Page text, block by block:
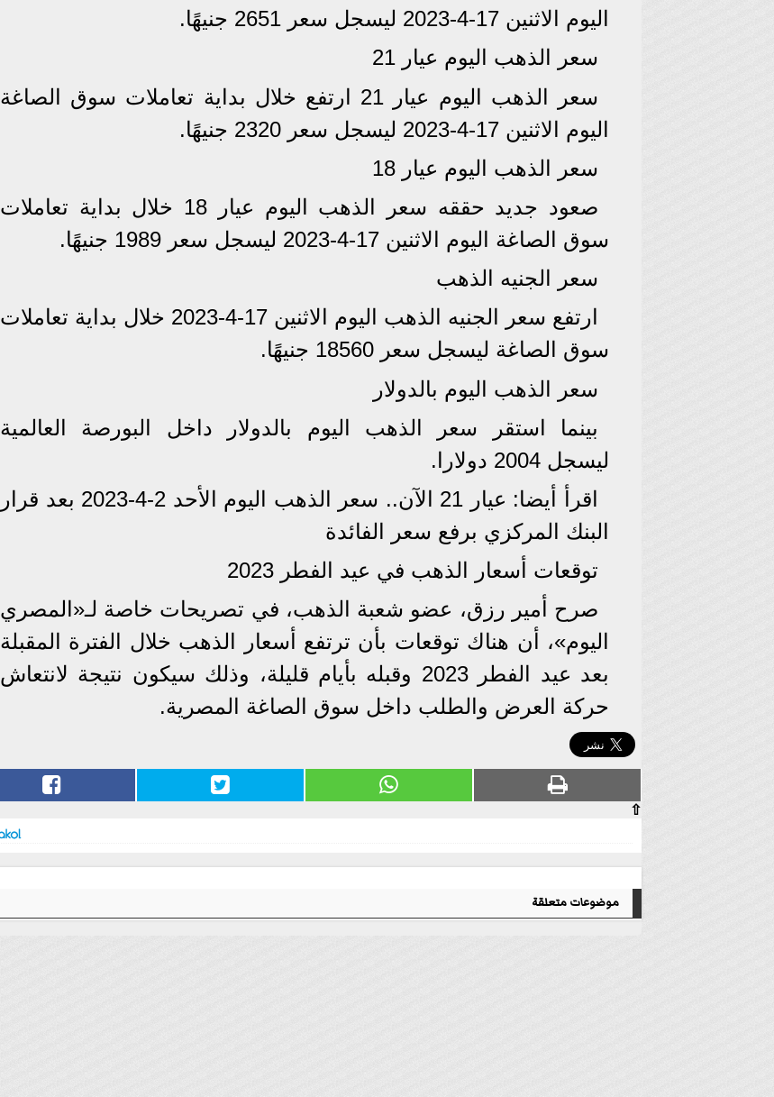
اليوم الاثنين 17-4-2023 ليسجل سعر 2651 جنيهًا.
سعر الذهب اليوم عيار 21
سعر الذهب اليوم عيار 21 ارتفع خلال بداية تعاملات سوق الصاغة
اليوم الاثنين 17-4-2023 ليسجل سعر 2320 جنيهًا.
سعر الذهب اليوم عيار 18
صعود جديد حققه سعر الذهب اليوم عيار 18 خلال بداية تعاملات
سوق الصاغة اليوم الاثنين 17-4-2023 ليسجل سعر 1989 جنيهًا.
سعر الجنيه الذهب
ارتفع سعر الجنيه الذهب اليوم الاثنين 17-4-2023 خلال بداية تعاملات
سوق الصاغة ليسجل سعر 18560 جنيهًا.
سعر الذهب اليوم بالدولار
بينما استقر سعر الذهب اليوم بالدولار داخل البورصة العالمية
ليسجل 2004 دولارا.
اقرأ أيضا: عيار 21 الآن.. سعر الذهب اليوم الأحد 2-4-2023 بعد قرار
البنك المركزي برفع سعر الفائدة
توقعات أسعار الذهب في عيد الفطر 2023
صرح أمير رزق، عضو شعبة الذهب، في تصريحات خاصة لـ«المصري
اليوم»، أن هناك توقعات بأن ترتفع أسعار الذهب خلال الفترة المقبلة
بعد عيد الفطر 2023 وقبله بأيام قليلة، وذلك سيكون نتيجة لانتعاش
حركة العرض والطلب داخل سوق الصاغة المصرية.
⇧
موضوعات متعلقة